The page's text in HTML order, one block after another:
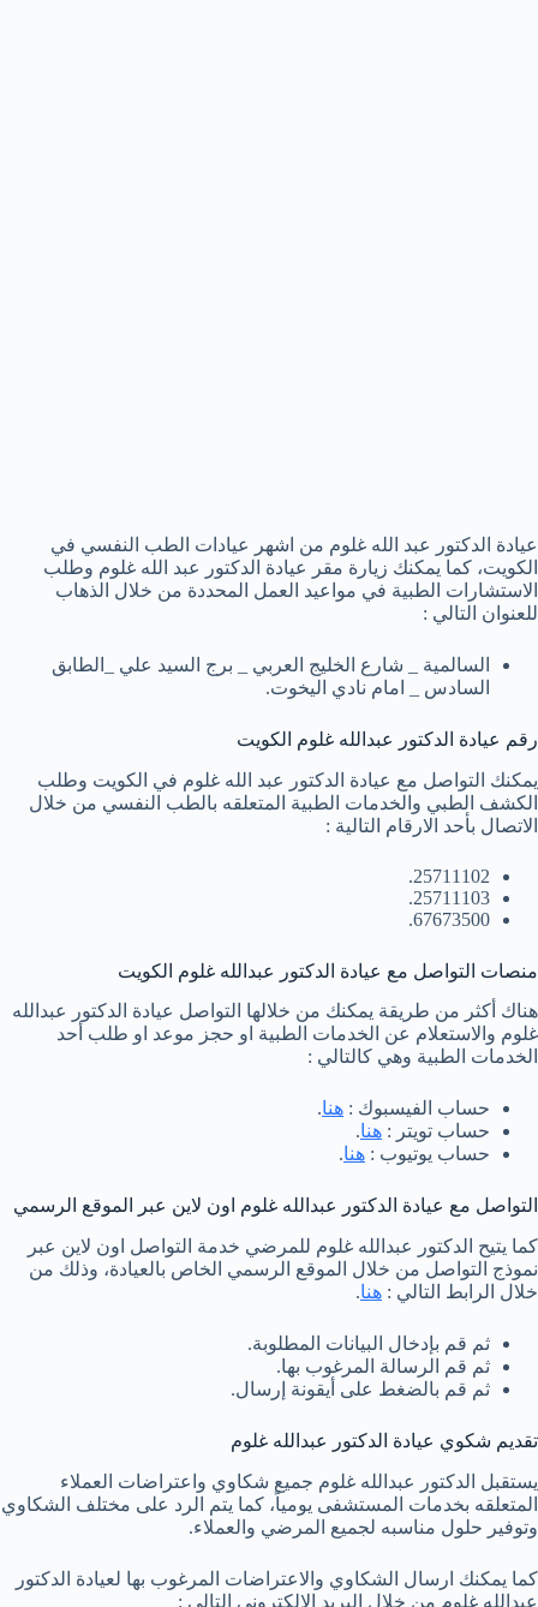
عيادة الدكتور عبد الله غلوم من اشهر عيادات الطب النفسي في
الكويت، كما يمكنك زيارة مقر عيادة الدكتور عبد الله غلوم وطلب
الاستشارات الطبية في مواعيد العمل المحددة من خلال الذهاب
للعنوان التالي :
السالمية _ شارع الخليج العربي _ برج السيد علي _الطابق
السادس _ امام نادي اليخوت.
رقم عيادة الدكتور عبدالله غلوم الكويت
يمكنك التواصل مع عيادة الدكتور عبد الله غلوم في الكويت وطلب
الكشف الطبي والخدمات الطبية المتعلقه بالطب النفسي من خلال
الاتصال بأحد الارقام التالية :
25711102.
25711103.
67673500.
منصات التواصل مع عيادة الدكتور عبدالله غلوم الكويت
هناك أكثر من طريقة يمكنك من خلالها التواصل عيادة الدكتور عبدالله
غلوم والاستعلام عن الخدمات الطبية او حجز موعد او طلب أحد
الخدمات الطبية وهي كالتالي :
حساب الفيسبوك : هنا.
حساب تويتر : هنا.
حساب يوتيوب : هنا.
التواصل مع عيادة الدكتور عبدالله غلوم اون لاين عبر الموقع الرسمي
كما يتيح الدكتور عبدالله غلوم للمرضي خدمة التواصل اون لاين عبر
نموذج التواصل من خلال الموقع الرسمي الخاص بالعيادة، وذلك من
خلال الرابط التالي : هنا.
ثم قم بإدخال البيانات المطلوبة.
ثم قم الرسالة المرغوب بها.
ثم قم بالضغط على أيقونة إرسال.
تقديم شكوي عيادة الدكتور عبدالله غلوم
يستقبل الدكتور عبدالله غلوم جميع شكاوي واعتراضات العملاء
المتعلقه بخدمات المستشفى يومياً، كما يتم الرد على مختلف الشكاوي
وتوفير حلول مناسبه لجميع المرضي والعملاء.
كما يمكنك ارسال الشكاوي والاعتراضات المرغوب بها لعيادة الدكتور
عبدالله غلوم من خلال البريد الإلكتروني التالي :